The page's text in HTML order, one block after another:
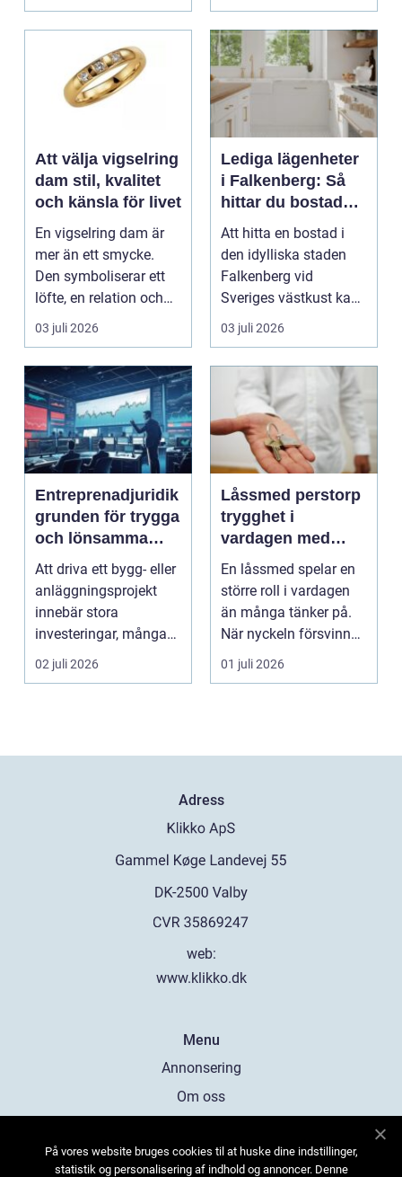
Att välja vigselring
dam stil, kvalitet
och känsla för livet
En vigselring dam är
mer än ett smycke.
Den symboliserar ett
löfte, en relation och
en gemensam fram...
03 juli 2026
Lediga lägenheter
i Falkenberg: Så
hittar du bostaden
för dig
Att hitta en bostad i
den idylliska staden
Falkenberg vid
Sveriges västkust kan
vara både...
03 juli 2026
Entreprenadjuridik
grunden för trygga
och lönsamma
byggprojekt
Att driva ett bygg- eller
anläggningsprojekt
innebär stora
investeringar, många
aktörer och ofta tuf...
02 juli 2026
Låssmed perstorp
trygghet i
vardagen med
moderna lås och
säkerhet
En låssmed spelar en
större roll i vardagen
än många tänker på.
När nyckeln försvinner,
dörren kärva...
01 juli 2026
Adress
web:
www.klikko.dk
Menu
Annonsering
Om oss
Kontakta oss
På vores website bruges cookies til at huske dine indstillinger,
statistik og personalisering af indhold og annoncer. Denne